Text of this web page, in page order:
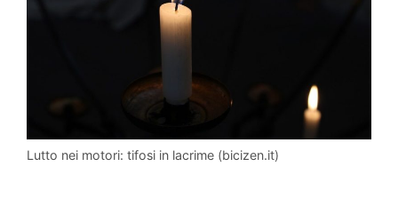
Lutto nei motori: tifosi in lacrime (bicizen.it)